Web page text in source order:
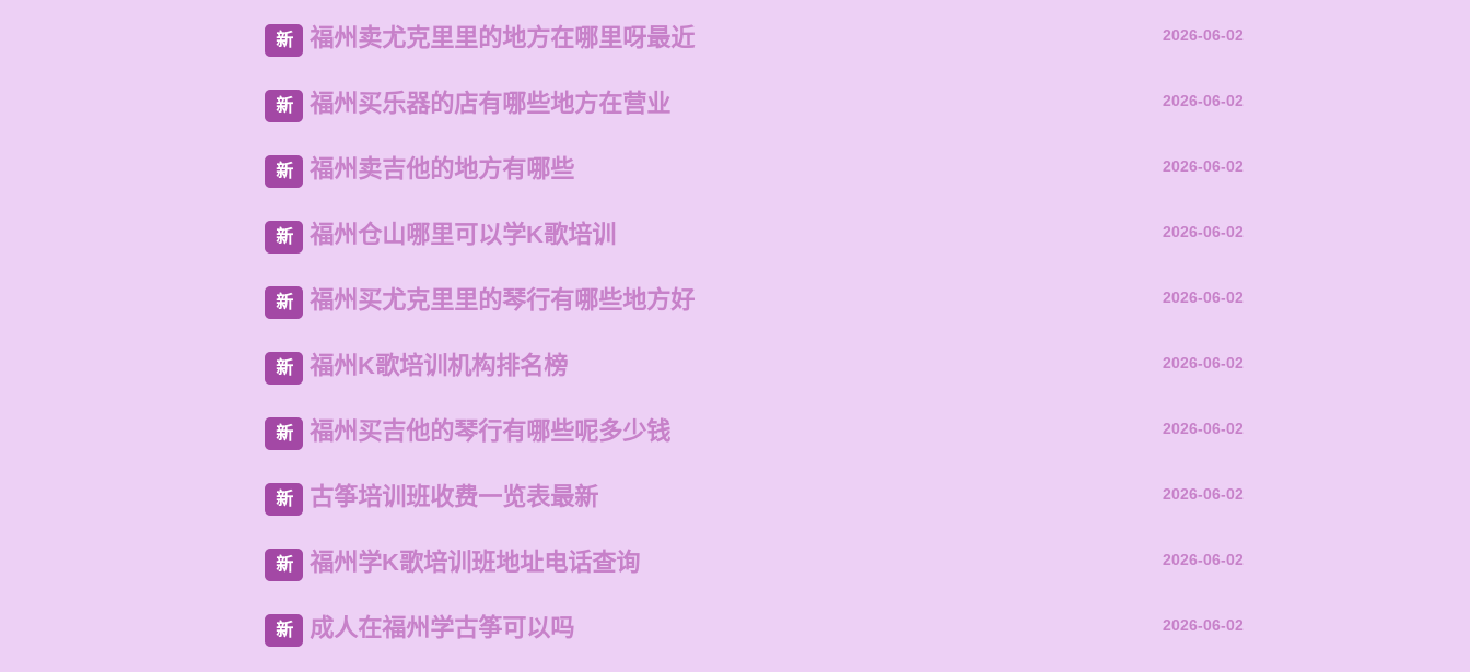
新 福州卖尤克里里的地方在哪里呀最近 2026-06-02
新 福州买乐器的店有哪些地方在营业 2026-06-02
新 福州卖吉他的地方有哪些 2026-06-02
新 福州仓山哪里可以学K歌培训 2026-06-02
新 福州买尤克里里的琴行有哪些地方好 2026-06-02
新 福州K歌培训机构排名榜 2026-06-02
新 福州买吉他的琴行有哪些呢多少钱 2026-06-02
新 古筝培训班收费一览表最新 2026-06-02
新 福州学K歌培训班地址电话查询 2026-06-02
新 成人在福州学古筝可以吗 2026-06-02